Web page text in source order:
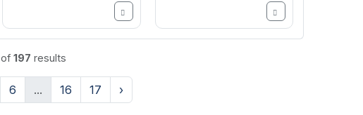
of 197 results
6 ... 16 17 ›